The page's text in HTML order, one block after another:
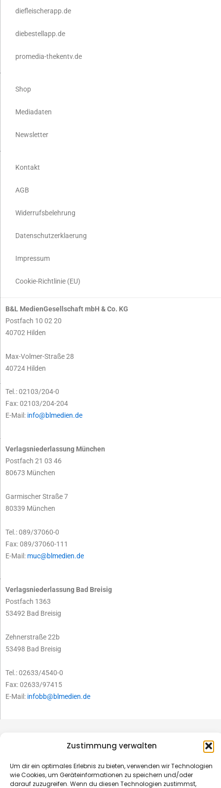
Zustimmung verwalten
Um dir ein optimales Erlebnis zu bieten, verwenden wir Technologien
wie Cookies, um Geräteinformationen zu speichern und/oder
darauf zuzugreifen. Wenn du diesen Technologien zustimmst,
diefleischerapp.de
diebestellapp.de
promedia-thekentv.de
Shop
Mediadaten
Newsletter
Kontakt
AGB
Widerrufsbelehrung
Datenschutzerklaerung
Impressum
Cookie-Richtlinie (EU)
B&L MedienGesellschaft mbH & Co. KG
Postfach 10 02 20
40702 Hilden
Max-Volmer-Straße 28
40724 Hilden
Tel.: 02103/204-0
Fax: 02103/204-204
E-Mail: info@blmedien.de
Verlagsniederlassung München
Postfach 21 03 46
80673 München
Garmischer Straße 7
80339 München
Tel.: 089/37060-0
Fax: 089/37060-111
E-Mail: muc@blmedien.de
Verlagsniederlassung Bad Breisig
Postfach 1363
53492 Bad Breisig
Zehnerstraße 22b
53498 Bad Breisig
Tel.: 02633/4540-0
Fax: 02633/97415
E-Mail: infobb@blmedien.de